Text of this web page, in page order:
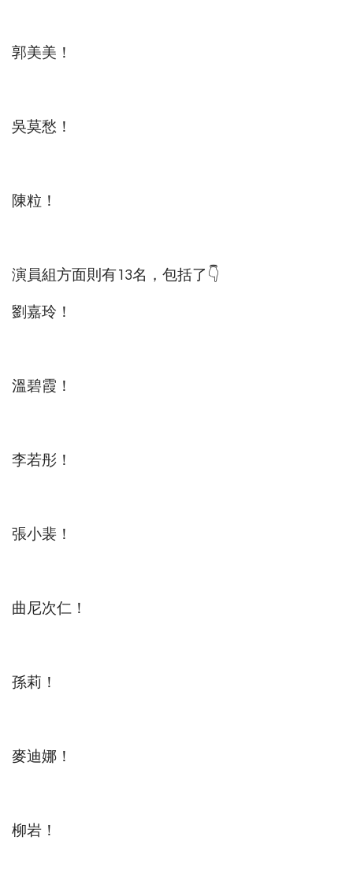
郭美美！
吳莫愁！
陳粒！
演員組方面則有13名，包括了👇
劉嘉玲！
溫碧霞！
李若彤！
張小裴！
曲尼次仁！
孫莉！
麥迪娜！
柳岩！